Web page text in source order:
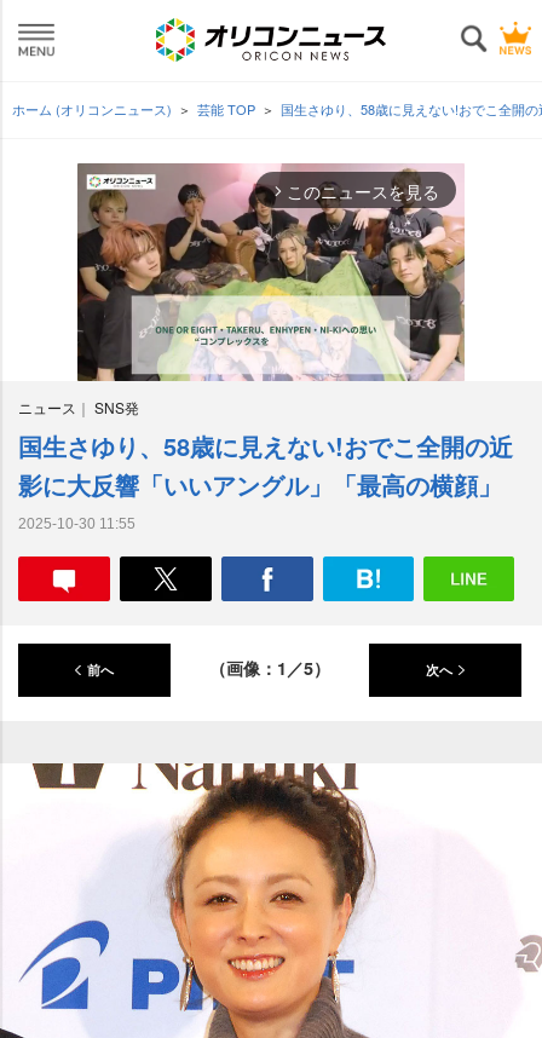
ホーム (オリコンニュース) 芸能 TOP 国生さゆり、58歳に見えない!おでこ全開
arrow_forward_ios このニュースを見る
M
u
t
ニュース SNS発
国生さゆり、58歳に見えない!おでこ全開の近
影に大反響「いいアングル」「最高の横顔」
2025-10-30 11:55
前へ （画像：1／5） 次へ